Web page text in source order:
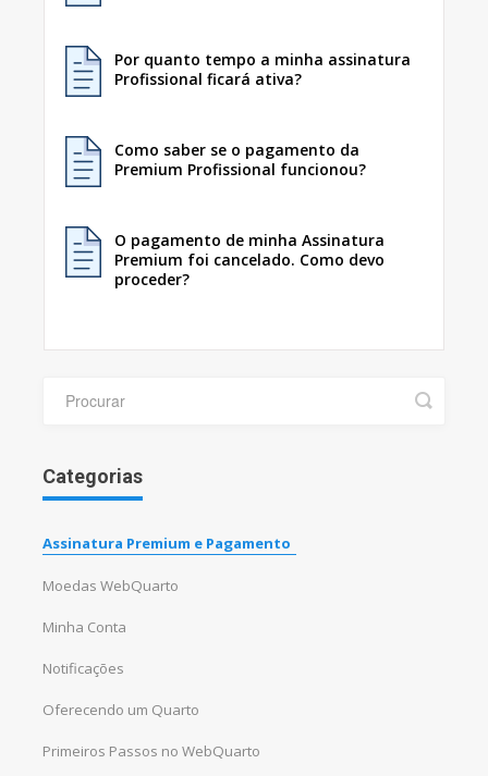
Por quanto tempo a minha assinatura
Profissional ficará ativa?
Como saber se o pagamento da
Premium Profissional funcionou?
O pagamento de minha Assinatura
Premium foi cancelado. Como devo
proceder?
Categorias
Assinatura Premium e Pagamento
Moedas WebQuarto
Minha Conta
Notificações
Oferecendo um Quarto
Primeiros Passos no WebQuarto